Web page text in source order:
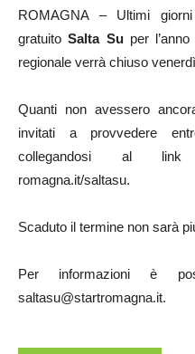
ROMAGNA – Ultimi giorni
gratuitoSalta Super l’anno
regionale verrà chiuso
Quanti non avessero
invitati a provvedere
collegandosi al link
romagna.it/saltasu.
Scaduto il termine non sarà
Per informazioni è
saltasu@startromagna.it.